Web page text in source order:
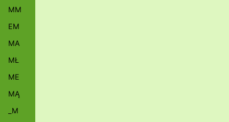
MM
EM
MA
MŁ
ME
MĄ
_M